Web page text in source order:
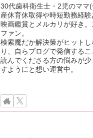
30代歯科衛生士・2児のママ
産休育休取得や時短勤務経験
映画鑑賞とメルカリが好き
ファン。
検索魔だか解決策がヒット
り、自らブログで発信するこ
読んでくださる方の悩みが少
すようにと想い運営中。